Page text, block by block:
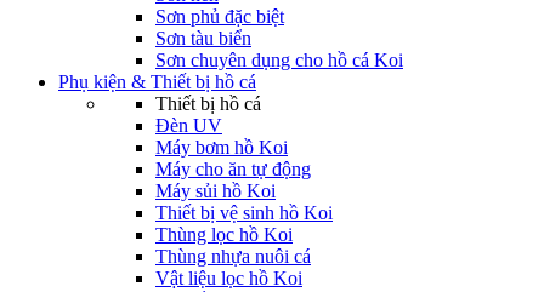
Sơn phủ đặc biệt
Sơn tàu biển
Sơn chuyên dụng cho hồ cá Koi
Phụ kiện & Thiết bị hồ cá
Thiết bị hồ cá
Đèn UV
Máy bơm hồ Koi
Máy cho ăn tự động
Máy sủi hồ Koi
Thiết bị vệ sinh hồ Koi
Thùng lọc hồ Koi
Thùng nhựa nuôi cá
Vật liệu lọc hồ Koi